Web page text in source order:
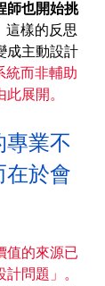
師也開始挑
這樣的反思
成主動設計
統而非輔助
展開。
業不
於會
值的來源已
問題」。